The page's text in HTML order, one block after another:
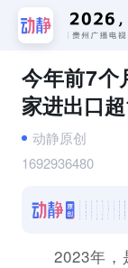
今年前7个
家进出口
动静原创
1692936480
2023年，